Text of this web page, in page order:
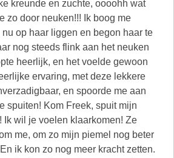
kreunde en zuchte, oooohh wat
zo door neuken!!! Ik boog me
op haar liggen en begon haar te
nog steeds flink aan het neuken
heerlijk, en het voelde gewoon
ervaring, met deze lekkere
en spoorde me aan
spuiten! Kom Freek, spuit mijn
Ik wil je voelen klaarkomen! Ze
me, om zo mijn piemel nog beter
ik kon zo nog meer kracht zetten.